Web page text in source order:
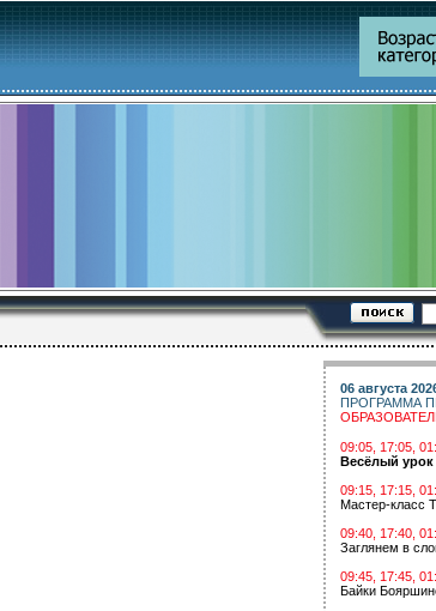
06 августа
ПРОГРАММА
09:05, 17:05,
Весёлый урок
09:15, 17:15,
Мастер-класс
09:40, 17:40,
Заглянем в
09:45, 17:45,
Байки